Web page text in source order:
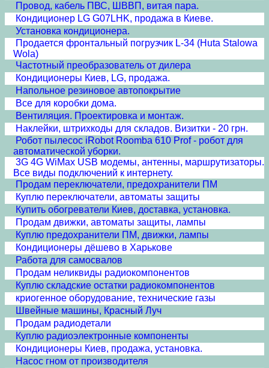
Провод, кабель ПВС, ШВВП, витая пара.
Кондиционер LG G07LHK, продажа в Киеве.
Установка кондиционера.
Продается фронтальный погрузчик L-34 (Huta Stalowa
Wola)
Частотный преобразователь от дилера
Кондиционеры Киев, LG, продажа.
Напольное резиновое автопокрытие
Все для коробки дома.
Вентиляция. Проектировка и монтаж.
Наклейки, штрихкоды для складов. Визитки - 20 грн.
Робот пылесос iRobot Roomba 610 Prof - робот для
автоматической уборки.
3G 4G WiMax USB модемы, антенны, маршрутизаторы.
Все виды подключений к интернету.
Продам переключатели, предохранители ПМ
Куплю переключатели, автоматы защиты
Купить обогреватели Киев, доставка, установка.
Продам движки, автоматы защиты, лампы
Куплю предохранители ПМ, движки, лампы
Кондиционеры дёшево в Харькове
Работа для самосвалов
Продам неликвиды радиокомпонентов
Куплю складские остатки радиокомпонентов
криогенное оборудование, технические газы
Швейные машины, Красный Луч
Продам радиодетали
Куплю радиоэлектронные компоненты
Кондиционеры Киев, продажа, установка.
Насос гном от производителя